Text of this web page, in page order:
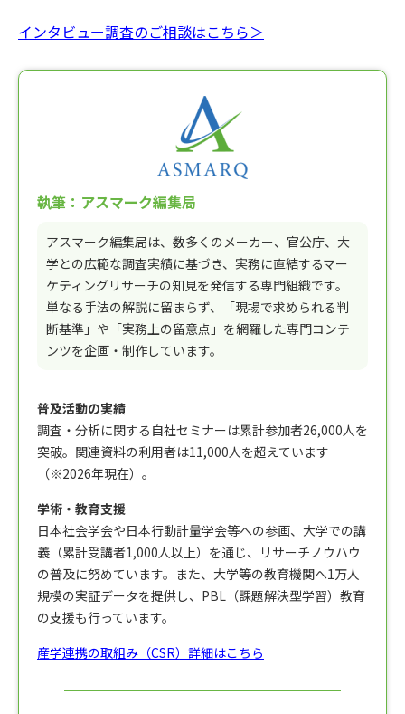
インタビュー調査のご相談はこちら＞
執筆：アスマーク編集局
アスマーク編集局は、数多くのメーカー、官公庁、大
学との広範な調査実績に基づき、実務に直結するマー
ケティングリサーチの知見を発信する専門組織です。
単なる手法の解説に留まらず、「現場で求められる判
断基準」や「実務上の留意点」を網羅した専門コンテ
ンツを企画・制作しています。
普及活動の実績
調査・分析に関する自社セミナーは累計参加者26,000人を
突破。関連資料の利用者は11,000人を超えています
（※2026年現在）。
学術・教育支援
日本社会学会や日本行動計量学会等への参画、大学での講
義（累計受講者1,000人以上）を通じ、リサーチノウハウ
の普及に努めています。また、大学等の教育機関へ1万人
規模の実証データを提供し、PBL（課題解決型学習）教育
の支援も行っています。
産学連携の取組み（CSR）詳細はこちら